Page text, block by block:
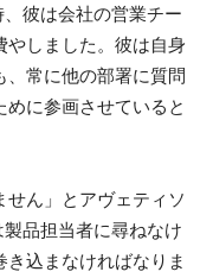
彼は会社の営業チー
やしました。彼は自身
常に他の部署に質問
に参画させていると
せん」とアヴェティソ
品担当者に尋ねなけ
込まなければなりま